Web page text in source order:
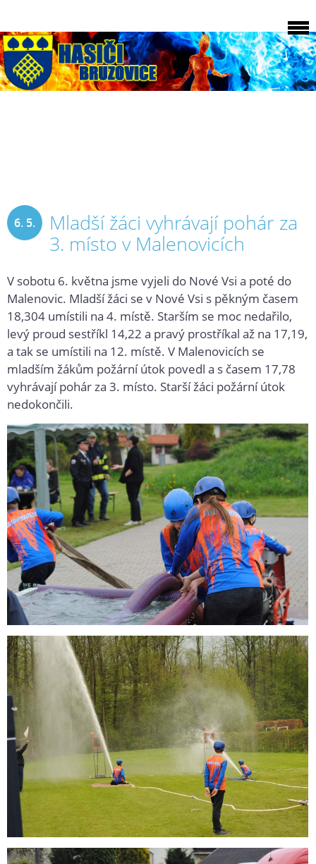
6. 5.
Mladší žáci vyhrávají pohár za
3. místo v Malenovicích
V sobotu 6. května jsme vyjeli do Nové Vsi a poté do
Malenovic. Mladší žáci se v Nové Vsi s pěkným časem
18,304 umístili na 4. místě. Starším se moc nedařilo,
levý proud sestříkl 14,22 a pravý prostříkal až na 17,19,
a tak se umístili na 12. místě. V Malenovicích se
mladším žákům požární útok povedl a s časem 17,78
vyhrávají pohár za 3. místo. Starší žáci požární útok
nedokončili.